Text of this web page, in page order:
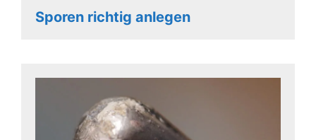
Sporen richtig anlegen